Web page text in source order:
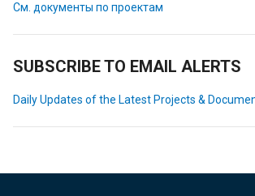
См. документы по проектам
SUBSCRIBE TO EMAIL ALERTS
Daily Updates of the Latest Projects &